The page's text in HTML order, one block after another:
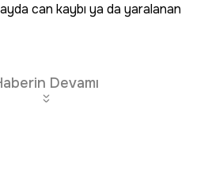
can kaybı ya da yaralanan
Devamı